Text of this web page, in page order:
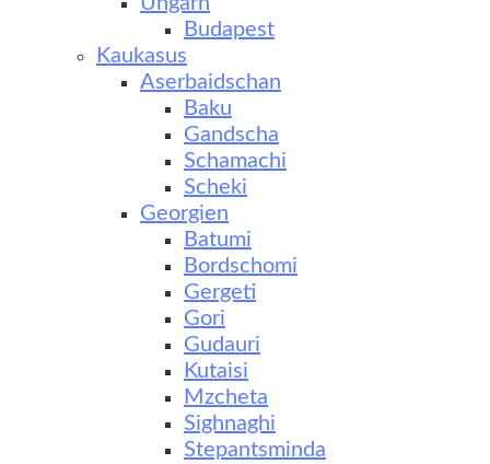
Budapest
Kaukasus
Aserbaidschan
Baku
Gandscha
Schamachi
Scheki
Georgien
Batumi
Bordschomi
Gergeti
Gori
Gudauri
Kutaisi
Mzcheta
Sighnaghi
Stepantsminda